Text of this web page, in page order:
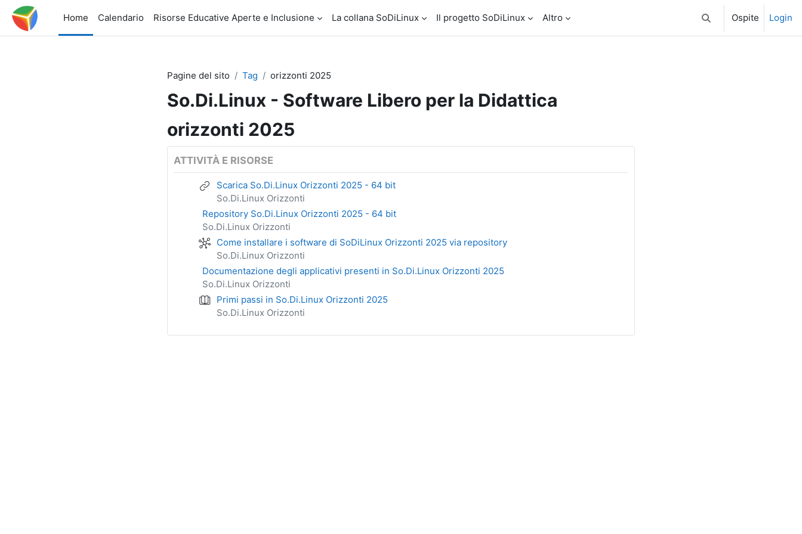
Vai al contenuto principale
Home
Calendario Risorse Educative Aperte e Inclusione La collana SoDiLinux Il progetto SoDiLinux Altro Attiva/disattiva input di
Ospite Login
Pagine del sito Tag orizzonti 2025
So.Di.Linux - Software Libero per la Didattica
orizzonti 2025
ATTIVITÀ E RISORSE
Scarica So.Di.Linux Orizzonti 2025 - 64 bit
So.Di.Linux Orizzonti
Repository So.Di.Linux Orizzonti 2025 - 64 bit
So.Di.Linux Orizzonti
Come installare i software di SoDiLinux Orizzonti 2025 via repository
So.Di.Linux Orizzonti
Documentazione degli applicativi presenti in So.Di.Linux Orizzonti 2025
So.Di.Linux Orizzonti
Primi passi in So.Di.Linux Orizzonti 2025
So.Di.Linux Orizzonti